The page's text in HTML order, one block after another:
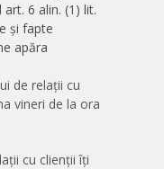
6 alin. (1) lit.
și fapte
apăra
de relații cu
vineri de la ora
cu clienții îți